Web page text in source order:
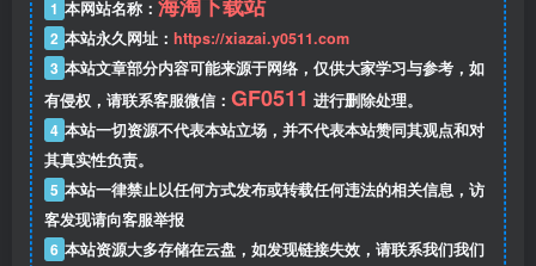
1 本网站名称：
2 本站永久网址： https://xiazai.y0511.com
3 本站文章部分内容可能来源于网络，仅供大家学习与参考，如
有侵权，请联系客服微信： GF0511 进行删除处理。
4 本站一切资源不代表本站立场，并不代表本站赞同其观点和对
其真实性负责。
5 本站一律禁止以任何方式发布或转载任何违法的相关信息，访
客发现请向客服举报
6 本站资源大多存储在云盘，如发现链接失效，请联系我们我们